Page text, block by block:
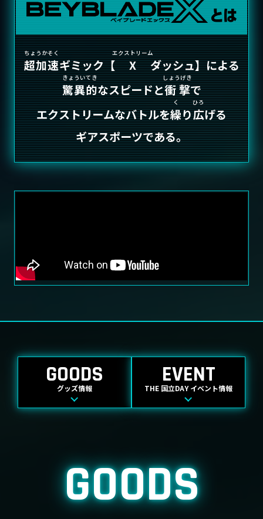
超加速
ちょうかそく
ギミック【 X
エクストリーム
ダッシュ】による
驚異的
きょういてき
なスピードと衝撃
しょうげき
で
エクストリームなバトルを繰
く
り広
ひろ
げる
ギアスポーツである。
GOODS
グッズ情報
EVENT
THE 国立DAY イベント情報
GOODS